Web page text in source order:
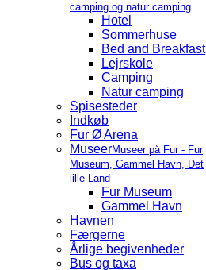
camping og natur camping
Hotel
Sommerhuse
Bed and Breakfast
Lejrskole
Camping
Natur camping
Spisesteder
Indkøb
Fur Ø Arena
MuseerMuseer på Fur - Fur
Museum, Gammel Havn, Det
lille Land
Fur Museum
Gammel Havn
Havnen
Færgerne
Årlige begivenheder
Bus og taxa